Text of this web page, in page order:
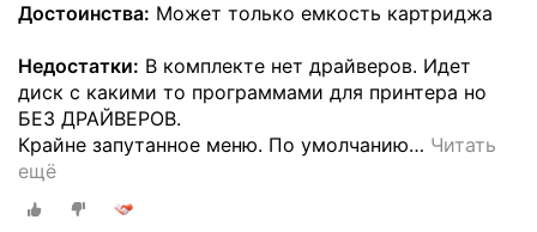
Достоинства: Может только емкость картриджа
Недостатки: В комплекте нет драйверов. Идет
диск с какими то программами для принтера но
БЕЗ ДРАЙВЕРОВ.
Крайне запутанное меню. По умолчанию… Читать
ещё